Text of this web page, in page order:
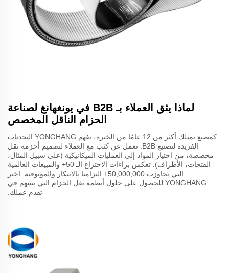
لماذا يثق العملاء بـ B2B في يونغهانغ لصناعة
الحزام الناقل المخصص
كمصنع يمتلك أكثر من 12 عامًا من الخبرة، يفهم YONGHANG التحديات
الفريدة لتصنيع B2B. نعمل عن كثب مع العملاء لتصميم أحزمة نقل
مخصصة، من اختيار المواد إلى العمليات الميكانيكية (على سبيل المثال،
الفتحات، الأطراف). تعكس براءات الاختراع الـ 50+ والمبيعات العالمية
التي تجاوزت 50,000,000+ التزامنا بالابتكار والموثوقية. اختر
YONGHANG للحصول على حلول أنظمة نقل الحزام التي تسهم في
تقدم عملك.